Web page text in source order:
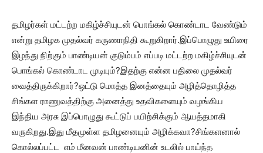
தமிழர்கள் மட்டற்ற மகிழ்ச்சியுடன் பொங்கல் கொண்டாட வேண்டும்
என்று தமிழக முதல்வர் கருணாநிதி கூறுகிறார்.இப்பொழுது உயிரை
இழந்து நிற்கும் பாண்டியன் குடும்பம் எப்படி மட்டற்ற மகிழ்ச்சியுடன்
பொங்கல் கொண்டாட முடியும்?இதற்கு என்ன பதிலை முதல்வர்
வைத்திருக்கிறார்?ஒட்டு மொத்த இனத்தையும் அழித்தொழித்த
சிங்கள ராணுவத்திற்கு அனைத்து உதவிகளையும் வழங்கிய
இந்திய அரசு இப்பொழுது கூட்டுப் பயிற்சிக்கும் ஆயத்தமாகி
வருகிறது.இது மீதமுள்ள தமிழனையும் அழிக்கவா?சிங்களனால்
கொல்லப்பட்ட எம் மீனவன் பாண்டியனின் உடலில் பாய்ந்த